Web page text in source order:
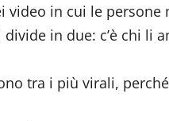
video in cui le
in due: c’è chi li
tra i più virali,